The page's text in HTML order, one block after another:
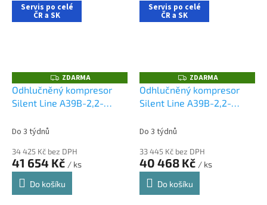
Servis po celé
ČR a SK
Z
D
A
R
ZDARMA
Odhlučněný kompresor
Silent Line A39B-2,2-
Do 3 týdnů
34 425 Kč bez DPH
41 654 Kč / ks
Do košíku
Servis po celé
ČR a SK
Z
D
A
R
ZDARMA
Odhlučněný kompresor
Silent Line A39B-2,2-
Do 3 týdnů
33 445 Kč bez DPH
40 468 Kč / ks
Do košíku